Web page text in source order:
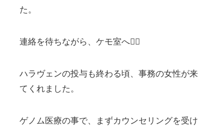
た。
連絡を待ちながら、ケモ室へ🏃‍♀️
ハラヴェンの投与も終わる頃、事務の女性が来
てくれました。
ゲノム医療の事で、まずカウンセリングを受け